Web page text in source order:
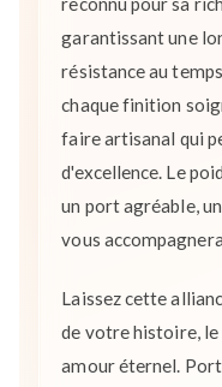
garantissant une
résistance au
chaque finition
faire artisanal qui
d'excellence. Le
un port agréable,
vous
Laissez cette
de votre histoire,
amour éternel.